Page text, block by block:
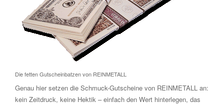
Die fetten Gutscheinbatzen von REINMETALL
Genau hier setzen die Schmuck-Gutscheine von REINMETALL an:
kein Zeitdruck, keine Hektik – einfach den Wert hinterlegen, das